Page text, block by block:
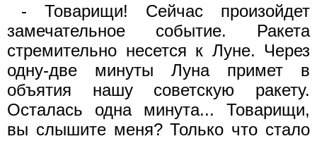
- Товарищи! Сейчас произойдет
замечательное событие. Ракета
стремительно несется к Луне. Через
одну-две минуты Луна примет в
объятия нашу советскую ракету.
Осталась одна минута... Товарищи,
вы слышите меня? Только что стало